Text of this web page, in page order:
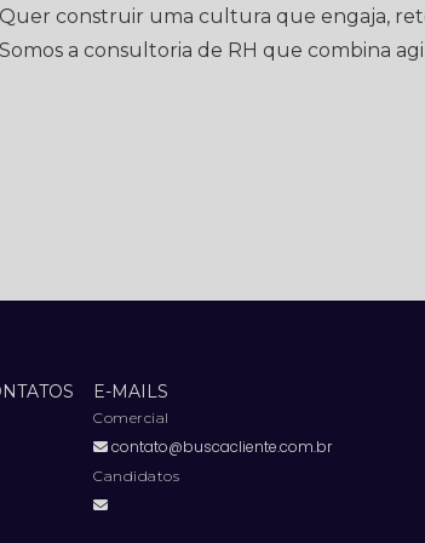
Quer construir uma cultura que engaja,
Somos a consultoria de RH que combina
E-MAILS
Comercial
contato@buscacliente.com.br
Candidatos